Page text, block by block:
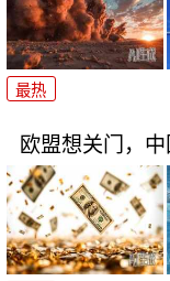
最热
欧盟想关门，